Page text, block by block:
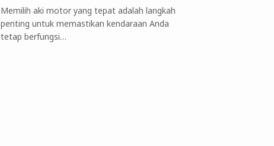
Memilih aki motor yang tepat adalah langkah
penting untuk memastikan kendaraan Anda
tetap berfungsi…